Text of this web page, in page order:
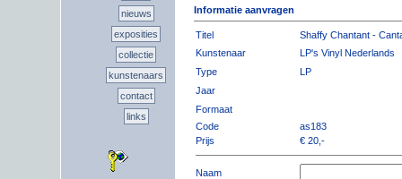
nieuws
exposities
collectie
kunstenaars
contact
links
Informatie aanvragen
Titel
Shaffy Chantant -
Kunstenaar
LP's Vinyl Nederlands
Type
LP
Jaar
Formaat
Code
as183
Prijs
€ 20,-
Naam